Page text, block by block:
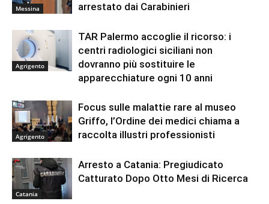
Messina
arrestato dai Carabinieri
Agrigento
TAR Palermo accoglie il ricorso: i
centri radiologici siciliani non
dovranno più sostituire le
apparecchiature ogni 10 anni
Agrigento
Focus sulle malattie rare al museo
Griffo, l’Ordine dei medici chiama a
raccolta illustri professionisti
Catania
Arresto a Catania: Pregiudicato
Catturato Dopo Otto Mesi di Ricerca